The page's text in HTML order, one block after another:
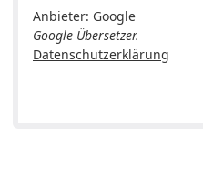
Anbieter: Google
Google Übersetzer.
Datenschutzerklärung